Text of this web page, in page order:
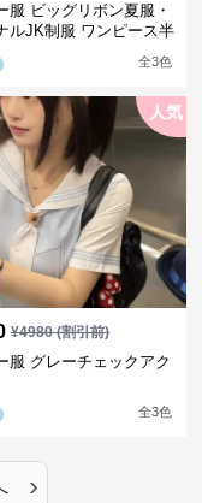
服 ビッグリボン夏服・
ルJK制服 ワンピース半
全3色
人気
¥4980(割引前)
服 グレーチェックアク
全3色
›